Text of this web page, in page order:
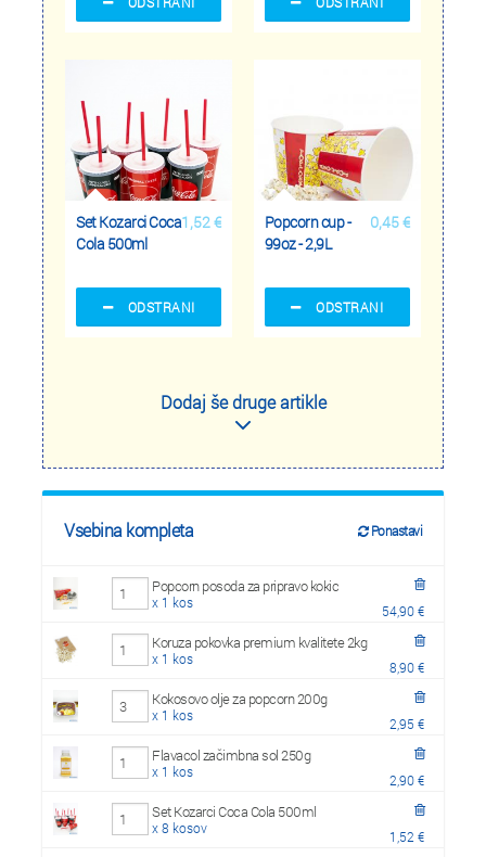
1,52 €
Set Kozarci Coca
Cola 500ml
ODSTRANI
0,45 €
Popcorn cup -
99oz - 2,9L
ODSTRANI
Dodaj še druge artikle
Vsebina kompleta Ponastavi
Popcorn posoda za pripravo kokic
x 1 kos 54,90 €
Koruza pokovka premium kvalitete 2kg
x 1 kos 8,90 €
Kokosovo olje za popcorn 200g
x 1 kos 2,95 €
Flavacol začimbna sol 250g
x 1 kos 2,90 €
Set Kozarci Coca Cola 500ml
x 8 kosov 1,52 €